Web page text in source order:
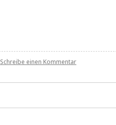
Schreibe einen Kommentarzu